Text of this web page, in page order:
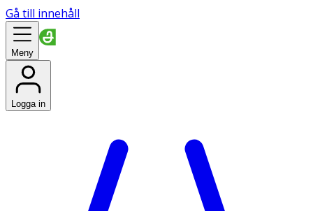
Gå till innehåll
Meny
Logga in